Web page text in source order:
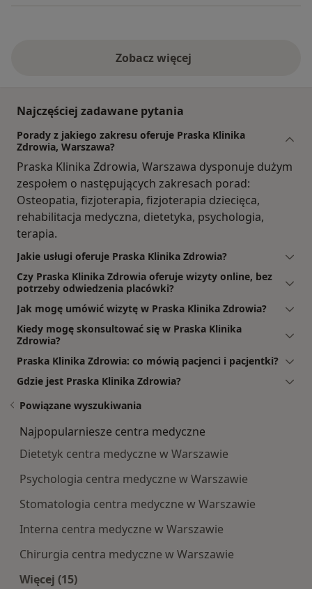
Zobacz więcej
Najczęściej zadawane pytania
Porady z jakiego zakresu oferuje Praska Klinika
Zdrowia, Warszawa?
Praska Klinika Zdrowia, Warszawa dysponuje dużym
zespołem o następujących zakresach porad:
Osteopatia, fizjoterapia, fizjoterapia dziecięca,
rehabilitacja medyczna, dietetyka, psychologia,
terapia.
Jakie usługi oferuje Praska Klinika Zdrowia?
Czy Praska Klinika Zdrowia oferuje wizyty online, bez
potrzeby odwiedzenia placówki?
Jak mogę umówić wizytę w Praska Klinika Zdrowia?
Kiedy mogę skonsultować się w Praska Klinika
Zdrowia?
Praska Klinika Zdrowia: co mówią pacjenci i pacjentki?
Gdzie jest Praska Klinika Zdrowia?
Powiązane wyszukiwania
Najpopularniesze centra medyczne
Dietetyk centra medyczne w Warszawie
Psychologia centra medyczne w Warszawie
Stomatologia centra medyczne w Warszawie
Interna centra medyczne w Warszawie
Chirurgia centra medyczne w Warszawie
Więcej (15)